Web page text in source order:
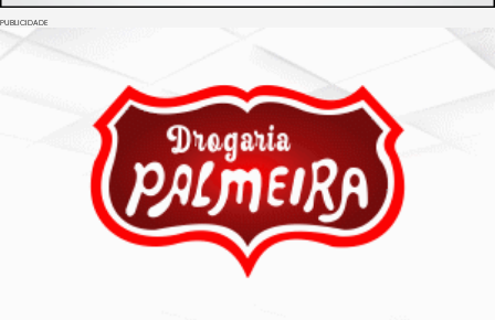
PUBLICIDADE